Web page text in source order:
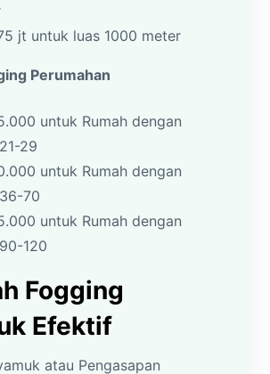
jt untuk luas 1000 meter
Perumahan
untuk Rumah dengan
29
untuk Rumah dengan
70
untuk Rumah dengan
120
Fogging
Efektif
atau Pengasapan